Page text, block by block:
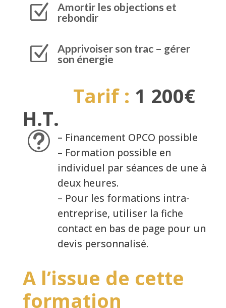
Z
Amortir les objections et
rebondir
Z
Apprivoiser son trac – gérer
son énergie
Tarif : 1 200€
H.T.
t
– Financement OPCO possible
– Formation possible en
individuel par séances de une à
deux heures.
– Pour les formations intra-
entreprise, utiliser la fiche
contact en bas de page pour un
devis personnalisé.
A l’issue de cette
formation